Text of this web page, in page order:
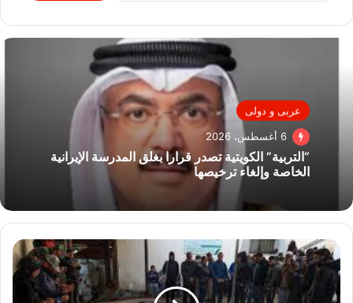
عربى و دولى
6 أغسطس، 2026
“التربية” الكويتية تصدر قرارا بغلق المدرسة الإيرانية
الخاصة وإلغاء ترخيصها
متحدث
"فتح":
الاحتلال
الإسرائيلي